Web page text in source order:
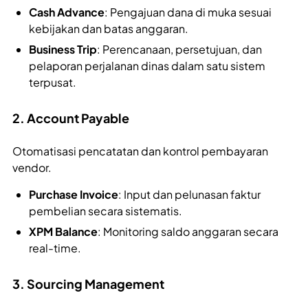
Cash Advance: Pengajuan dana di muka sesuai
kebijakan dan batas anggaran.
Business Trip: Perencanaan, persetujuan, dan
pelaporan perjalanan dinas dalam satu sistem
terpusat.
2. Account Payable
Otomatisasi pencatatan dan kontrol pembayaran
vendor.
Purchase Invoice: Input dan pelunasan faktur
pembelian secara sistematis.
XPM Balance: Monitoring saldo anggaran secara
real-time.
3. Sourcing Management